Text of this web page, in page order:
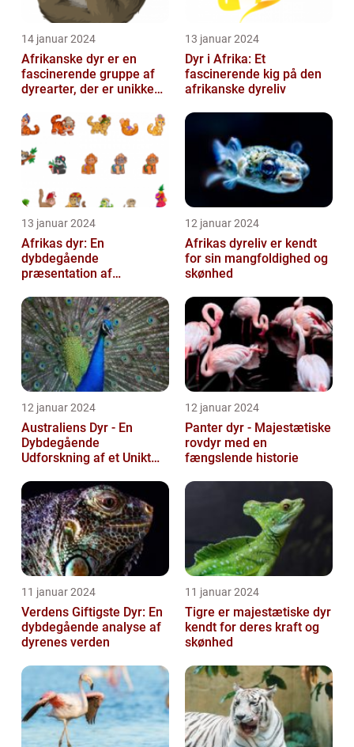
14 januar 2024
Afrikanske dyr er en
fascinerende gruppe af
dyrearter, der er unikke
kontinent
13 januar 2024
Dyr i Afrika: Et
fascinerende kig på den
afrikanske dyreliv
13 januar 2024
Afrikas dyr: En
dybdegående
præsentation af
dyreliv
12 januar 2024
Afrikas dyreliv er kendt
for sin mangfoldighed og
skønhed
12 januar 2024
Australiens Dyr - En
Dybdegående
Udforskning af et Unikt
12 januar 2024
Panter dyr - Majestætiske
rovdyr med en
fængslende historie
11 januar 2024
Verdens Giftigste Dyr: En
dybdegående analyse af
dyrenes verden
11 januar 2024
Tigre er majestætiske dyr
kendt for deres kraft og
skønhed